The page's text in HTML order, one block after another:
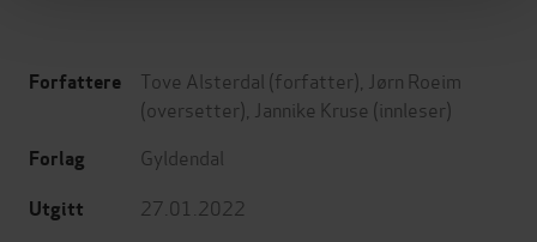
Forfattere Tove Alsterdal (forfatter), Jørn Roeim
(oversetter), Jannike Kruse (innleser)
Forlag Gyldendal
Utgitt 27.01.2022